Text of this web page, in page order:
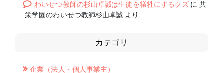
わいせつ教師の杉山卓誠は生徒を犠牲にするクズ に 共
栄学園のわいせつ教師杉山卓誠 より
カテゴリ
企業（法人・個人事業主）